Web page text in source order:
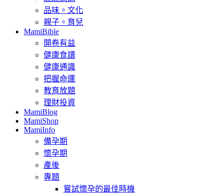
品味。文化
親子。育兒
MamiBible
開卷有益
健康食譜
健康通識
把握命運
教育放題
理財投資
MamiBlog
MamiShop
MamiInfo
備孕期
懷孕期
產後
專題
嘗試懷孕的最佳時機